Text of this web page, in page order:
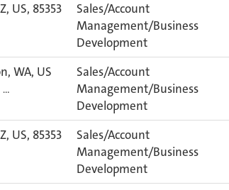
US, 85353
Sales/Account
Management/Business
Development
WA, US
…
Sales/Account
Management/Business
Development
US, 85353
Sales/Account
Management/Business
Development